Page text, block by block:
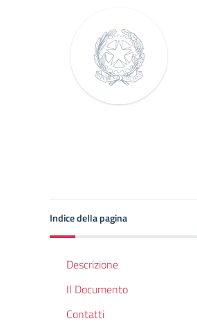
Indice della pagina
Descrizione
Il Documento
Contatti